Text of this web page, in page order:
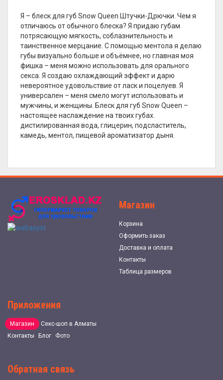
Я – блеск для губ Snow Queen Штучки-Дрючки. Чем я
отличаюсь от обычного блеска? Я придаю губам
потрясающую мягкость, соблазнительность и
таинственное мерцание. С помощью ментола я делаю
губы визуально больше и объёмнее, но главная моя
фишка – меня можно использовать для орального
секса. Я создаю охлаждающий эффект и дарю
невероятное удовольствие от ласк и поцелуев. Я
универсален – меня смело могут использовать и
мужчины, и женщины. Блеск для губ Snow Queen –
настоящее наслаждение на твоих губах.
дистилированная вода, глицерин, подсластитель,
камедь, ментол, пищевой ароматизатор дыня.
Магазин
Корзина
Оформить заказ
Доставка и оплата
Контакты
Таблица размеров
Приложения
Магазин
Секс-шоп в Алматы
Контакты
Блог Фото
Обратная связь